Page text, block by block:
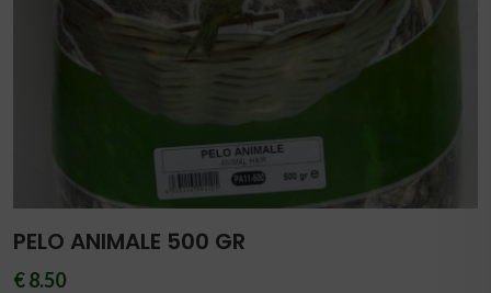
PELO ANIMALE 500 GR
€ 8.50